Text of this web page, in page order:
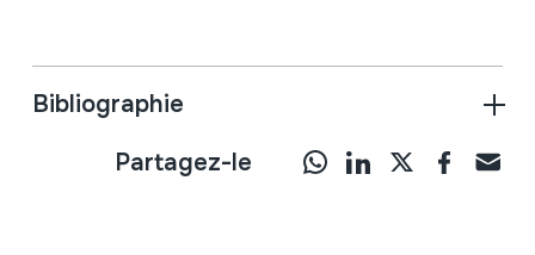
Bibliographie
Partagez-le